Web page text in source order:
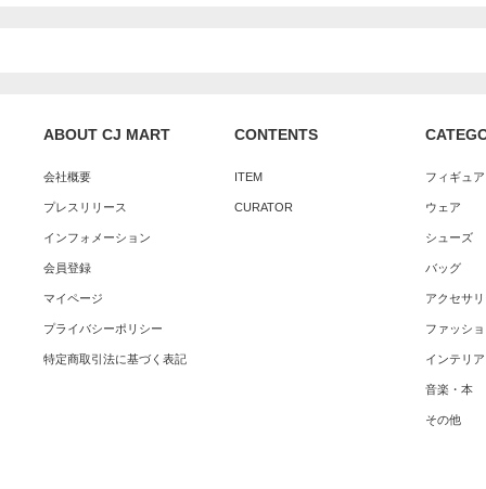
ABOUT CJ MART
会社概要
プレスリリース
インフォメーション
会員登録
マイページ
プライバシーポリシー
特定商取引法に基づく表記
CONTENTS
ITEM
CURATOR
フィギュ
ウェア
シューズ
バッグ
アクセサ
ファッシ
インテリア
音楽・本
その他